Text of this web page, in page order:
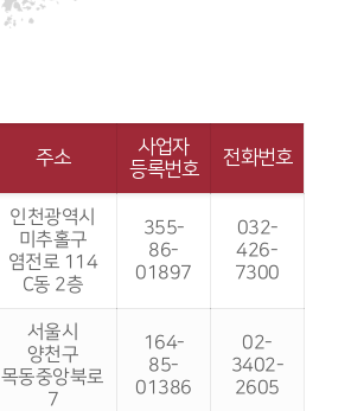
주소
사업자
등록번호
전화번호
인천광역시
미추홀구
염전로 114
C동 2층
355-
86-
01897
032-
426-
7300
서울시
양천구
목동중앙북로
7
164-
85-
01386
02-
3402-
2605